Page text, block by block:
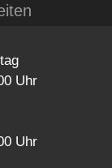
Uhr
Uhr